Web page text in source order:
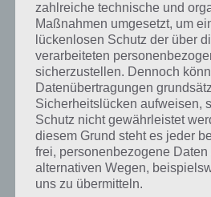
Im Kampf solltest du den
Hälst du ein Icon gedrückt,
des
zahlreiche technische und
Maßnahmen umgesetzt, um
lückenlosen Schutz der über
verarbeiteten
sicherzustellen. Dennoch
Datenübertragungen
Sicherheitslücken aufweisen,
Schutz nicht gewährleistet
diesem Grund steht es jeder
frei, personenbezogene Daten
alternativen Wegen,
uns zu übermitteln.